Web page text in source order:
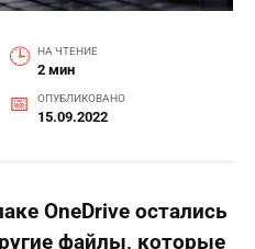
НА ЧТЕНИЕ
2 мин
ОПУБЛИКОВАНО
15.09.2022
OneDrive остались
файлы, которые